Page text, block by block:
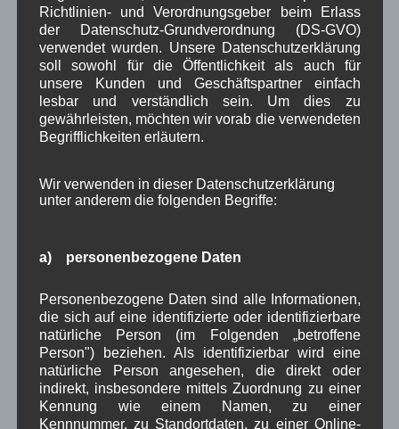
Mai 2026(11)
April 2026(8)
März 2026
Februar 2026(6)
Januar 2026(8)
Dezember 2025(14)
November 2025(5)
August 2025(2)
Juli 2025(9)
April 2025(8)
Februar 2025(9)
Januar 2025(8)
Dezember 2024
(7)
November 2024(14)
Oktober 2024 (10)
September 2024(8)
August 2024
Richtlinien- und Verordnungsgeber beim Erlass
der Datenschutz-Grundverordnung (DS-GVO)
verwendet wurden. Unsere Datenschutzerklärung
soll sowohl für die Öffentlichkeit als auch für
unsere Kunden und Geschäftspartner einfach
lesbar und verständlich sein. Um dies zu
gewährleisten, möchten wir vorab die verwendeten
Begrifflichkeiten erläutern.
Wir verwenden in dieser Datenschutzerklärung
unter anderem die folgenden Begriffe:
a) personenbezogene Daten
Personenbezogene Daten sind alle Informationen,
die sich auf eine identifizierte oder identifizierbare
natürliche Person (im Folgenden „betroffene
Person") beziehen. Als identifizierbar wird eine
natürliche Person angesehen, die direkt oder
indirekt, insbesondere mittels Zuordnung zu einer
Kennung wie einem Namen, zu einer
Kennnummer, zu Standortdaten, zu einer Online-